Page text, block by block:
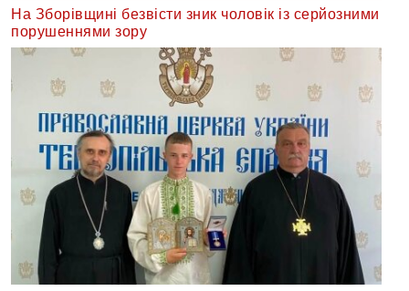
На Зборівщині безвісти зник чоловік із серйозними
порушеннями зору